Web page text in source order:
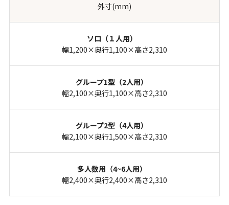
外寸(mm)
幅1,200×奥行1,100×高さ2,310
幅2,100×奥行1,100×高さ2,310
幅2,100×奥行1,500×高さ2,310
幅2,400×奥行2,400×高さ2,310